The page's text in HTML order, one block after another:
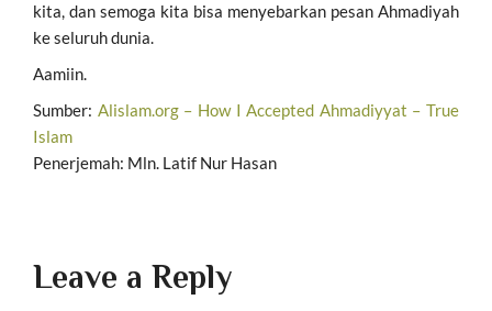
kita, dan semoga kita bisa menyebarkan pesan Ahmadiyah
ke seluruh dunia.
Aamiin.
Sumber: Alislam.org – How I Accepted Ahmadiyyat – True
Islam
Penerjemah: Mln. Latif Nur Hasan
Leave a Reply